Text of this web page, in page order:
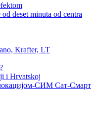
deset minuta od centra
Krafter, LT
i Hrvatskoj
СИМ Сат-Смарт